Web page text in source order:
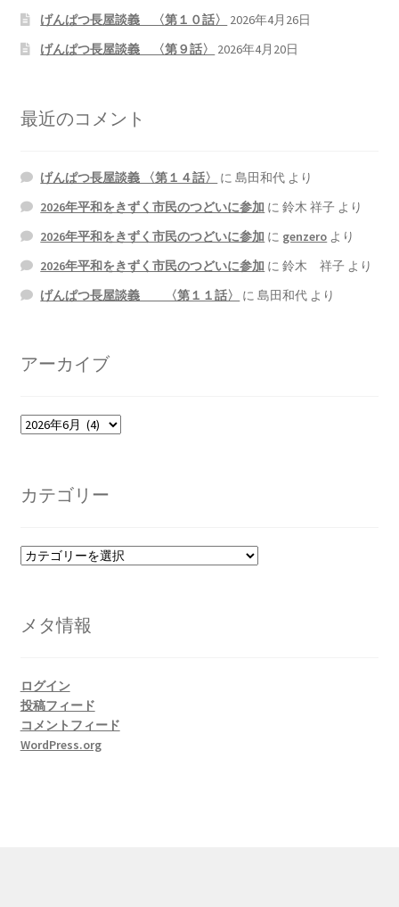
げんぱつ長屋談義 〈第１０話〉
2026年4月26日
げんぱつ長屋談義 〈第９話〉
2026年4月20日
最近のコメント
げんぱつ長屋談義 〈第１４話〉 に島田和代 より
2026年平和をきずく市民のつどいに参加 に鈴木 祥子 より
2026年平和をきずく市民のつどいに参加 に genzero より
2026年平和をきずく市民のつどいに参加 に鈴木 祥子 より
げんぱつ長屋談義 〈第１１話〉
に島田和代 より
アーカイブ
ア
ブ
カテゴリー
カ
ー
メタ情報
ログイン
投稿フィード
コメントフィード
WordPress.org